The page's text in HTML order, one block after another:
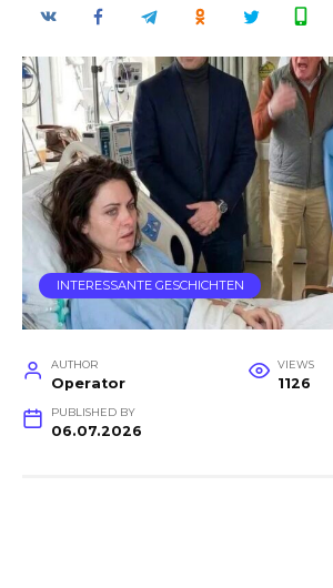
INTERESSANTE GESCHICHTEN
AUTHOR
Operator
VIEWS
1126
PUBLISHED BY
06.07.2026